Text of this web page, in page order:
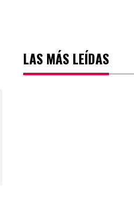
LAS MÁS LEÍDAS